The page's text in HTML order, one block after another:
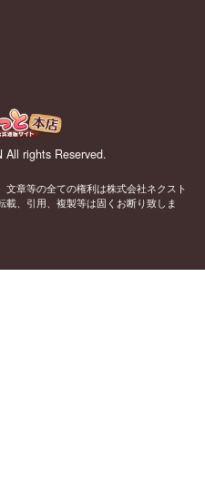
All rights Reserved.
章等の全ての権利は株式会社ネクスト
、引用、複製等は固くお断り致しま